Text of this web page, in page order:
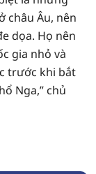
châu Âu, nên
dọa. Họ nên
gia nhỏ và
trước khi bắt
Nga,” chủ